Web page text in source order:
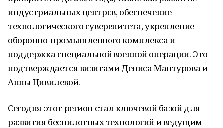
индустриальных центров, обеспечение
технологического суверенитета, укрепление
оборонно-промышленного комплекса и
поддержка специальной военной операции. Это
подтверждается визитами Дениса Мантурова и
Анны Цивилевой.
Сегодня этот регион стал ключевой базой для
развития беспилотных технологий и ведущим